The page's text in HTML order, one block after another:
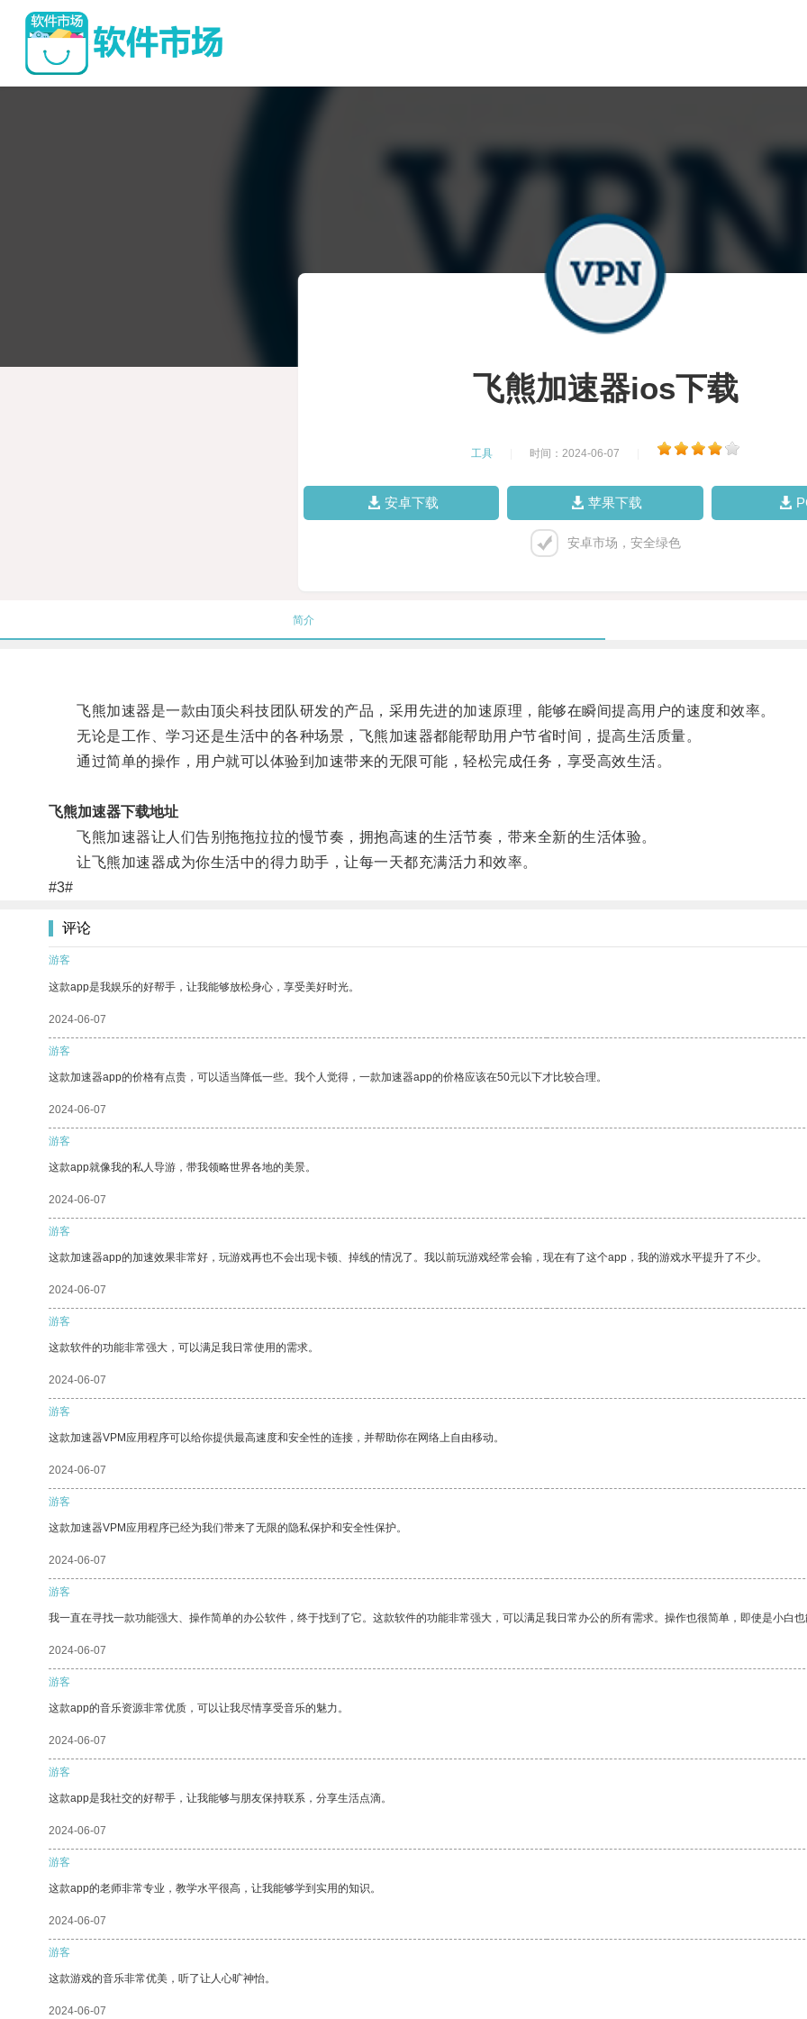
飞熊加速器ios下载
工具 时间：2024-06-07
安卓下载 苹果下载
安卓市场，安全绿色
简介
飞熊加速器是一款由顶尖科技团队研发的产品，采用先进的加速原理，能够在瞬间提高用户的速度和效率。
无论是工作、学习还是生活中的各种场景，飞熊加速器都能帮助用户节省时间，提高生活质量。
通过简单的操作，用户就可以体验到加速带来的无限可能，轻松完成任务，享受高效生活。
飞熊加速器下载地址
飞熊加速器让人们告别拖拖拉拉的慢节奏，拥抱高速的生活节奏，带来全新的生活体验。
让飞熊加速器成为你生活中的得力助手，让每一天都充满活力和效率。
#3#
评论
游客
这款app是我娱乐的好帮手，让我能够放松身心，享受美好时光。
2024-06-07
游客
这款加速器app的价格有点贵，可以适当降低一些。我个人觉得，一款加速器app的价格应该在50元以下才比较合理。
2024-06-07
游客
这款app就像我的私人导游，带我领略世界各地的美景。
2024-06-07
游客
这款加速器app的加速效果非常好，玩游戏再也不会出现卡顿、掉线的情况了。我以前玩游戏经常会输，现在有了这个app，我的游戏水平提升了不少。
2024-06-07
游客
这款软件的功能非常强大，可以满足我日常使用的需求。
2024-06-07
游客
这款加速器VPM应用程序可以给你提供最高速度和安全性的连接，并帮助你在网络上自由移动。
2024-06-07
游客
这款加速器VPM应用程序已经为我们带来了无限的隐私保护和安全性保护。
2024-06-07
游客
我一直在寻找一款功能强大、操作简单的办公软件，终于找到了它。这款软件的功能非常强大，可以满足我日常办公的所有需求。操作也很简单，即使是小白也
2024-06-07
游客
这款app的音乐资源非常优质，可以让我尽情享受音乐的魅力。
2024-06-07
游客
这款app是我社交的好帮手，让我能够与朋友保持联系，分享生活点滴。
2024-06-07
游客
这款app的老师非常专业，教学水平很高，让我能够学到实用的知识。
2024-06-07
游客
这款游戏的音乐非常优美，听了让人心旷神怡。
2024-06-07